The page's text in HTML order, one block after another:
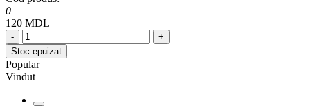
0
120 MDL
-
+
Stoc epuizat
Popular
Vindut